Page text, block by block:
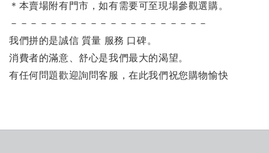
＊本賣場附有門市，如有需要可至現場參觀選購。
－－－－－－－－－－－－－－－－－－－－
我們拼的是誠信 質量 服務 口碑。
消費者的滿意、舒心是我們最大的渴望。
有任何問題歡迎詢問客服，在此我們祝您購物愉快